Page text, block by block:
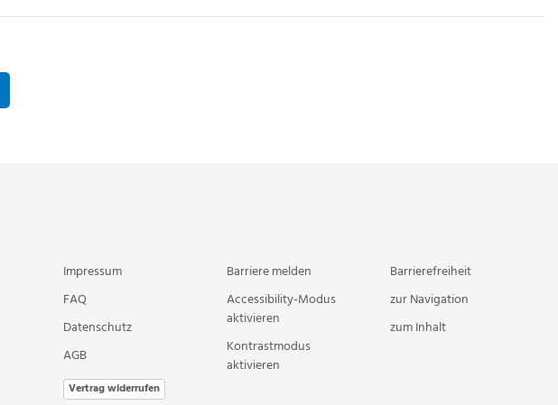
Impressum
FAQ
Datenschutz
AGB
Vertrag widerrufen
Barriere melden
Accessibility-Modus
aktivieren
Kontrastmodus
aktivieren
Barrierefreiheit
zur Navigation
zum Inhalt